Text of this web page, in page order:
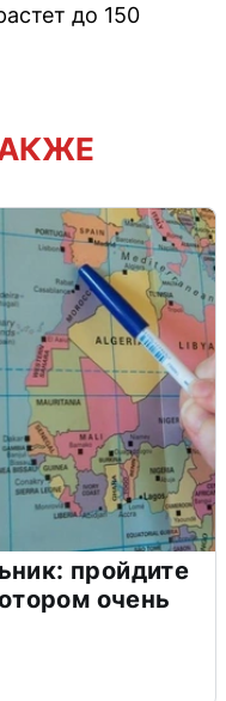
до 150
пройдите
очень